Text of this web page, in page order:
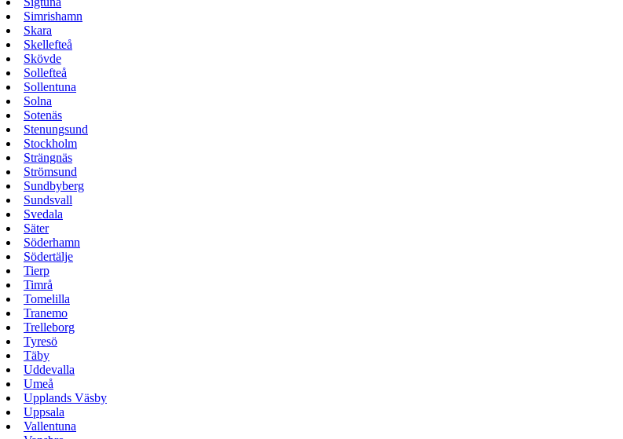
Simrishamn
Skara
Skellefteå
Skövde
Sollefteå
Sollentuna
Solna
Sotenäs
Stenungsund
Stockholm
Strängnäs
Strömsund
Sundbyberg
Sundsvall
Svedala
Säter
Söderhamn
Södertälje
Tierp
Timrå
Tomelilla
Tranemo
Trelleborg
Tyresö
Täby
Uddevalla
Umeå
Upplands Väsby
Uppsala
Vallentuna